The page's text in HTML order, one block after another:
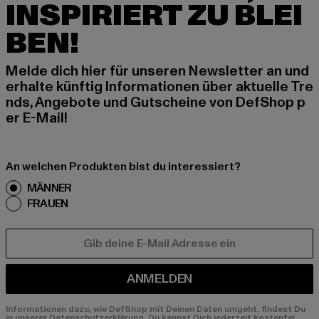
INSPIRIERT ZU BLEI
BEN!
Melde dich hier für unseren Newsletter an und
erhalte künftig Informationen über aktuelle Tre
nds, Angebote und Gutscheine von DefShop p
er E-Mail!
An welchen Produkten bist du interessiert?
MÄNNER
FRAUEN
ANMELDEN
Informationen dazu, wie DefShop mit Deinen Daten umgeht, findest Du